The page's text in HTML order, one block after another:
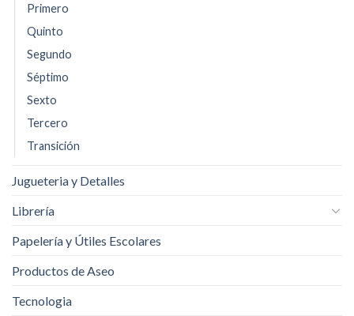
Primero
Quinto
Segundo
Séptimo
Sexto
Tercero
Transición
Jugueteria y Detalles
Librería
Papelería y Útiles Escolares
Productos de Aseo
Tecnologia